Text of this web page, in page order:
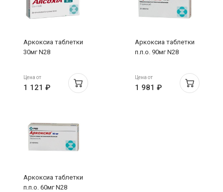
Аркоксиа таблетки
30мг N28
Цена от
1 121 ₽
Аркоксиа таблетки
п.п.о. 90мг N28
Цена от
1 981 ₽
Аркоксиа таблетки
п.п.о. 60мг N28